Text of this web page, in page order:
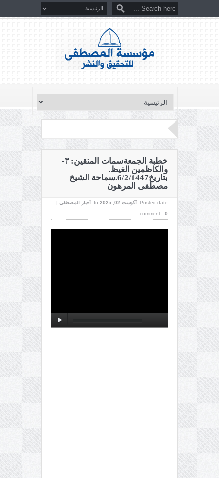
خطبة الجمعةسمات المتقين: ٣-
والكاظمين الغيظ.
بتاريخ6/2/1447.سماحة الشيخ
مصطفى المرهون
Posted date: آگوست 02, 2025 In: أخبار المصطفى |
comment : 0